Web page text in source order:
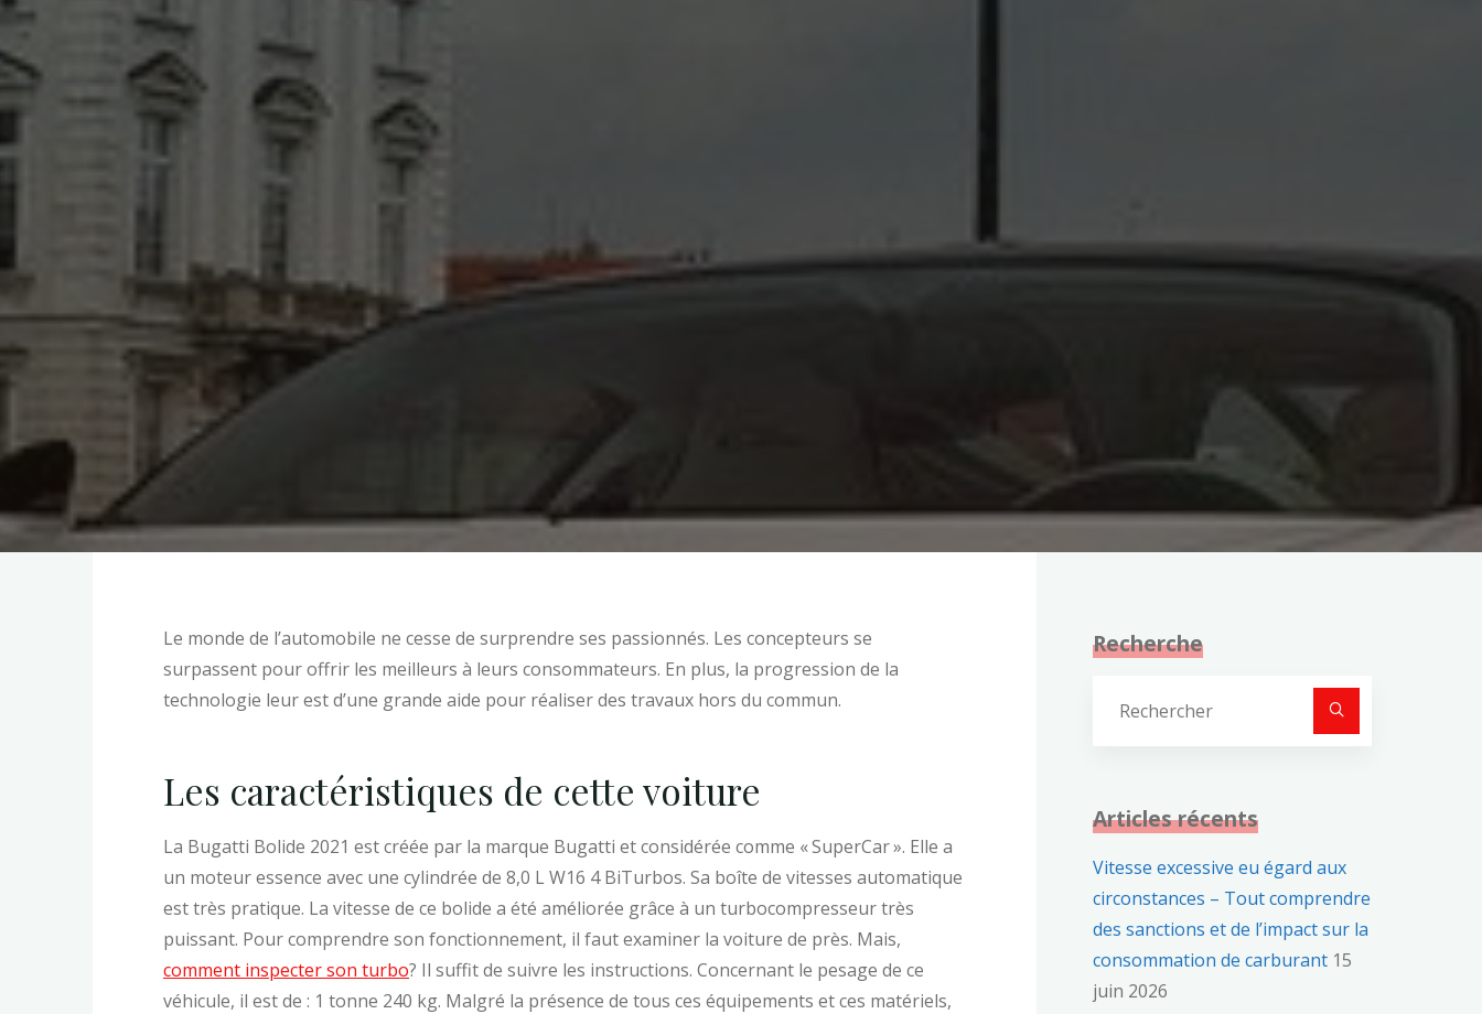
Le monde de l’automobile ne cesse de surprendre ses passionnés. Les concepteurs se
surpassent pour offrir les meilleurs à leurs consommateurs. En plus, la progression de la
technologie leur est d’une grande aide pour réaliser des travaux hors du commun.
Les caractéristiques de cette voiture
La Bugatti Bolide 2021 est créée par la marque Bugatti et considérée comme « SuperCar ». Elle a
un moteur essence avec une cylindrée de 8,0 L W16 4 BiTurbos. Sa boîte de vitesses automatique
est très pratique. La vitesse de ce bolide a été améliorée grâce à un turbocompresseur très
puissant. Pour comprendre son fonctionnement, il faut examiner la voiture de près. Mais,
comment inspecter son turbo? Il suffit de suivre les instructions. Concernant le pesage de ce
véhicule, il est de : 1 tonne 240 kg. Malgré la présence de tous ces équipements et ces matériels,
Recherche
Articles récents
Vitesse excessive eu égard aux
circonstances – Tout comprendre
des sanctions et de l’impact sur la
consommation de carburant 15
juin 2026